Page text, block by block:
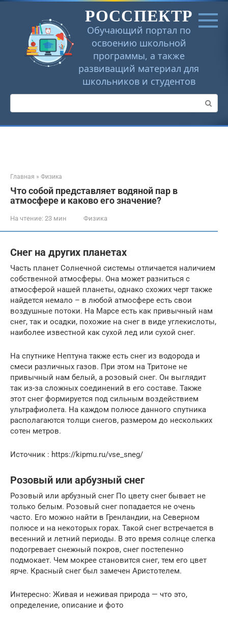
Перейти
РОССПЕКТР
Обучающий портал по
освоению школьной
программы, а также
развиващий материал для
школьников и студентов
Поиск:
Главная » Физика
Что собой представляет водяной пар в
атмосфере и каково его значение?
На чтение: 23 мин Физика
Снег на других планетах
Часть планет Солнечной системы отличается наличием
собственной атмосферы. Она может разниться с
атмосферой нашей планеты, однако схожих черт также
найдется немало – в любой атмосфере есть свои
воздушные потоки. На Марсе есть как привычный нам
снег, так и осадки, похожие на снег в виде углекислоты,
наиболее известной как сухой лед или сухой снег.
На спутнике Нептуна также есть снег из водорода и
смеси различных газов. При этом на Тритоне не
привычный нам белый, а розовый снег. Он выглядит
так из-за сложных соединений в его составе. Также
этот снег формируется под сильным воздействием
ультрафиолета. На каждом полюсе данного спутника
располагаются толщи снегов, размером до нескольких
сотен метров.
Источник : https://kipmu.ru/vse_sneg/
Розовый или арбузный снег
Розовый или арбузный снег По цвету снег бывает не
только белым. Розовый снег попадается не очень
часто. Его можно найти в Гренландии, на Северном
полюсе и на некоторых горах. Такой снег встречается в
весенний и летний периоды. В это время солнце слегка
подогревает снежный покров, снег постепенно
подмокает. Чем мокрее становится снег, тем его цвет
ярче. Красный снег был замечен Аристотелем.
Интересно: Живая и неживая природа — что это,
определение, описание и фото